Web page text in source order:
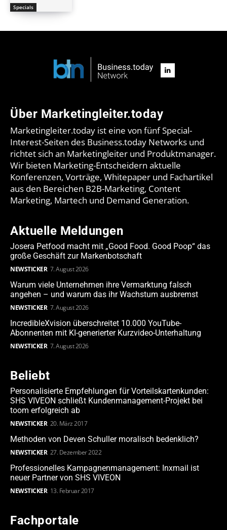
Specials
Über Marketingleiter.today
Marketingleiter.today ist eine von fünf Special-
Interest-Seiten des Business.today Networks und
richtet sich an Marketingleiter und Produktmanager.
Wir bieten Marketing-Entscheidern aktuelle
Konferenzen, Vorträge, Whitepaper und Fachartikel
aus den Bereichen B2B-Marketing, Content
Marketing, Martech und Demand Generation.
Aktuelle Meldungen
Josera Petfood macht mit „Good Food. Good Poop“ das
große Geschäft zur Markenbotschaft
NEWSTICKER 7. August 2026
Warum viele Unternehmen ihre Vermarktung falsch
angehen – und warum das ihr Wachstum ausbremst
NEWSTICKER 7. August 2026
IncredibleXvision überschreitet 10.000 YouTube-
Abonnenten mit KI-generierter Kurzvideo-Unterhaltung
NEWSTICKER 7. August 2026
Beliebt
Personalisierte Empfehlungen für Vorteilskartenkunden:
SHS VIVEON schließt Kundenmanagement-Projekt bei
toom erfolgreich ab
NEWSTICKER 20. März 2017
Methoden von Deven Schuller moralisch bedenklich?
NEWSTICKER 27. Dezember 2022
Professionelles Kampagnenmanagement: Inxmail ist
neuer Partner von SHS VIVEON
NEWSTICKER 13. Februar 2017
Fachportale